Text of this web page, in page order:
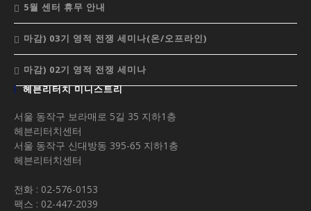
5월 센터 휴무 안내
마감) 03기 영적 전쟁 세미나(온/오프라인)
마감) 02기 영적 전쟁 세미나
헤븐리터치 미니스트리
서울 동작구 보라매로 5길 35 지하1층
헤븐리터치센터
서울 동작구 신대방동 395-65 지하1층
헤븐리터치센터
전화 : 02-576-0153
팩스 : 02-447-2039